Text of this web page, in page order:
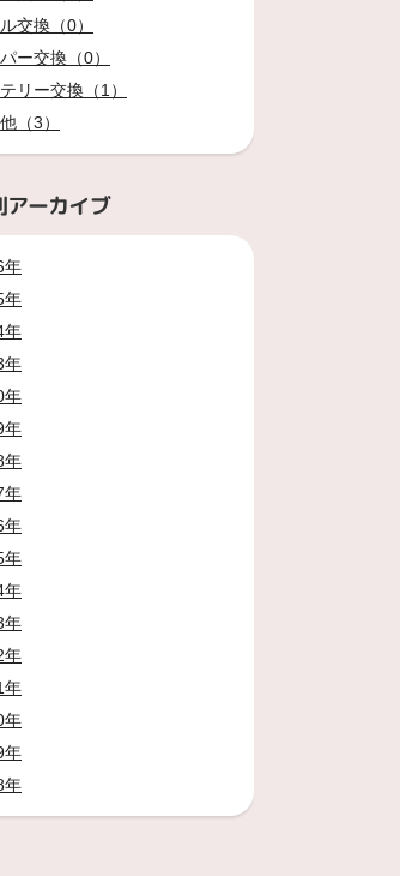
交換（0）
ー交換（0）
リー交換（1）
（3）
アーカイブ
年
年
年
年
年
年
年
年
年
年
年
年
年
年
年
年
年